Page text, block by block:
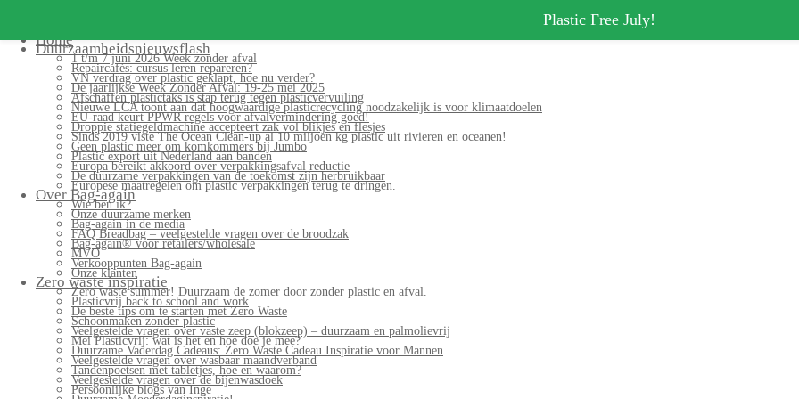
Home
Duurzaamheidsnieuwsflash
1 t/m 7 juni 2026 Week zonder afval
Repaircafés: cursus leren repareren?
VN verdrag over plastic geklapt, hoe nu verder?
De jaarlijkse Week Zonder Afval: 19-25 mei 2025
Afschaffen plastictaks is stap terug tegen plasticvervuiling
Nieuwe LCA toont aan dat hoogwaardige plasticrecycling noodzakelijk is voor klimaatdoelen
EU-raad keurt PPWR regels voor afvalvermindering goed!
Droppie statiegeldmachine accepteert zak vol blikjes en flesjes
Sinds 2019 viste The Ocean Clean-up al 10 miljoen kg plastic uit rivieren en oceanen!
Geen plastic meer om komkommers bij Jumbo
Plastic export uit Nederland aan banden
Europa bereikt akkoord over verpakkingsafval reductie
De duurzame verpakkingen van de toekomst zijn herbruikbaar
Europese maatregelen om plastic verpakkingen terug te dringen.
Over Bag-again
Wie ben ik?
Onze duurzame merken
Bag-again in de media
FAQ Breadbag – veelgestelde vragen over de broodzak
Bag-again® voor retailers/wholesale
MVO
Verkooppunten Bag-again
Onze klanten
Zero waste inspiratie
Zero waste summer! Duurzaam de zomer door zonder plastic en afval.
Plasticvrij back to school and work
De beste tips om te starten met Zero Waste
Schoonmaken zonder plastic
Veelgestelde vragen over vaste zeep (blokzeep) – duurzaam en palmolievrij
Mei Plasticvrij: wat is het en hoe doe je mee?
Duurzame Vaderdag Cadeaus: Zero Waste Cadeau Inspiratie voor Mannen
Veelgestelde vragen over wasbaar maandverband
Tandenpoetsen met tabletjes, hoe en waarom?
Veelgestelde vragen over de bijenwasdoek
Persoonlijke blogs van Inge
Plastic Free July!